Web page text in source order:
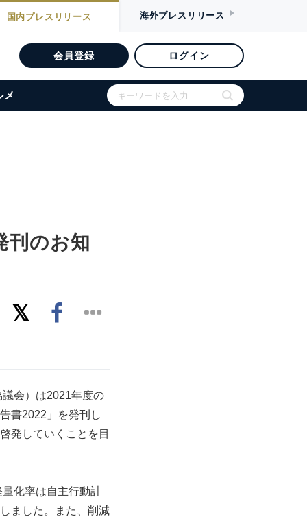
国内プレスリリース 海外プレスリリース
会員登録 ログイン
メ
刊のお知
会）は2021年度の
書2022」を発刊し
発していくことを目
化率は自主行動計
ました。また、削減